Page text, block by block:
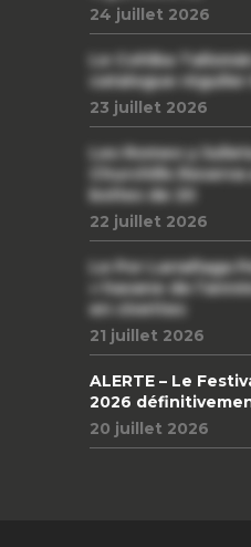
24 juillet 2026
Le Cohiba
catalogue régulier
23 juillet 2026
Les Romeo y
Churchills
boîtes de 20
22 juillet 2026
Le Por Larrañaga
« havane de
en civettes
21 juillet 2026
ALERTE – Le
2026
20 juillet 2026